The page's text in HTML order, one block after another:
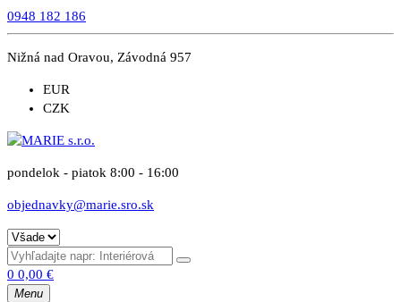
0948 182 186
Nižná nad Oravou, Závodná 957
EUR
CZK
pondelok - piatok 8:00 - 16:00
objednavky@marie.sro.sk
0 0,00 €
Menu